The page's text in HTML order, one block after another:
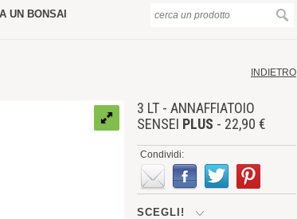
UN BONSAI
INDIETRO
3 LT - ANNAFFIATOIO
SENSEI PLUS - 22,90 €
Condividi:
SCEGLI!